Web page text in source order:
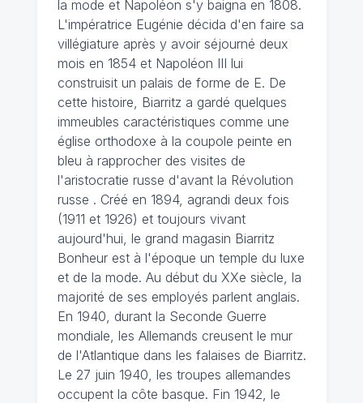
la mode et Napoléon s'y baigna en 1808.
L'impératrice Eugénie décida d'en faire sa
villégiature après y avoir séjourné deux
mois en 1854 et Napoléon III lui
construisit un palais de forme de E. De
cette histoire, Biarritz a gardé quelques
immeubles caractéristiques comme une
église orthodoxe à la coupole peinte en
bleu à rapprocher des visites de
l'aristocratie russe d'avant la Révolution
russe . Créé en 1894, agrandi deux fois
(1911 et 1926) et toujours vivant
aujourd'hui, le grand magasin Biarritz
Bonheur est à l'époque un temple du luxe
et de la mode. Au début du XXe siècle, la
majorité de ses employés parlent anglais.
En 1940, durant la Seconde Guerre
mondiale, les Allemands creusent le mur
de l'Atlantique dans les falaises de Biarritz.
Le 27 juin 1940, les troupes allemandes
occupent la côte basque. Fin 1942, le